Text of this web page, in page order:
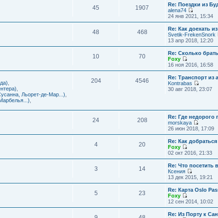
ю
о
б
щ
е
н
и
ю
е
м
у
с
о
о
б
щ
е
и
ю
л
д
н
е
м
у
с
о
б
щ
е
н
и
к
п
о
л
е
д
н
е
у
с
о
о
б
и
ю
45 1907
Re: Поездки из
alena74
П
е
р
е
й
т
к
п
о
л
е
д
с
о
о
щ
н
и
ю
24 янв 2021, 15:34
48 468
Re: Как доехать
Svetik-FrekenSnork
13 апр 2018, 12:20
10 70
Re: Сколько
Foxy
П
е
р
е
й
т
п
о
с
л
е
д
н
е
с
о
о
щ
н
и
ю
16 ноя 2016, 16:58
Льорет-де-Мар...)
204 4546
Re: Транспорт из
Kontrabas
П
й
т
п
о
л
е
д
е
с
о
о
щ
30 авг 2018, 23:07
24 208
Re: Где недорого
morskaya
П
е
р
е
й
т
к
п
о
л
д
н
е
26 июн 2018, 17:09
4 20
Re: Как
Foxy
П
е
р
е
й
т
к
п
о
л
02 окт 2016, 21:33
3 14
Re: Что посетить
Ксения
П
е
р
е
й
т
13 дек 2015, 19:21
5 23
Re: Карта Oslo
Foxy
П
е
р
12 сен 2014, 10:02
Re: Из Порту к